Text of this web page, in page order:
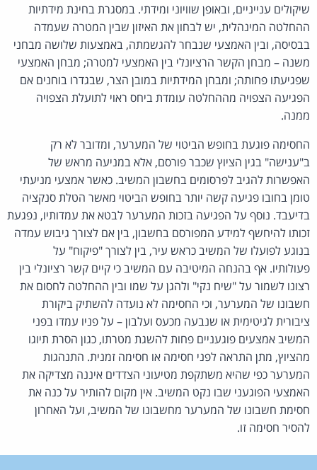
שיקולים ענייניים, ובאופן שוויוני ומידתי. במסגרת בחינת מידתיות
ההחלטה המינהלית, יש לבחון את האיזון שבין המטרה שעמדה
בבסיסה, ובין האמצעי שנבחר להגשמתה, באמצעות שלושה מבחני
משנה – מבחן הקשר הרציונלי בין האמצעי למטרה; מבחן האמצעי
שפגיעתו פחותה; ומבחן המידתיות במובן הצר, שבגדרו בוחנים אם
הפגיעה הצפויה מההחלטה עומדת ביחס ראוי לתועלת הצפויה
ממנה.
החסימה פוגעת בחופש הביטוי של המערער, ומדובר לא רק
ב"ענישה" בגין הציוץ שכבר פורסם, אלא במניעה מראש של
האפשרות להגיב לפרסומים בחשבון המשיב. כאשר אמצעי מניעתי
טומן בחובו פגיעה קשה יותר בחופש הביטוי מאשר הטלת סנקציה
בדיעבד. נוסף על הפגיעה בזכות המערער לבטא את עמדותיו, נפגעת
זכותו להיחשף למידע המפורסם בחשבון, בין אם לצורך גיבוש עמדה
בנוגע לפועלו של המשיב כראש עיר, בין לצורך "פיקוח" על
פעולותיו. אף בהנחה המיטיבה עם המשיב כי קיים קשר רציונלי בין
רצונו לשמור על "שיח נקי" ולהגן על שמו ובין ההחלטה לחסום את
חשבונו של המערער, וכי החסימה לא נועדה להשתיק ביקורת
ציבורית לגיטימית או שנבעה מכעס ועלבון – על פניו עמדו בפני
המשיב אמצעים פוגעניים פחות להשגת מטרתו, כגון הסרת תיוגו
מהציוץ, מתן התראה לפני חסימה או חסימה זמנית. התנהגות
המערער כפי שהיא משתקפת מטיעוני הצדדים איננה מצדיקה את
האמצעי הפוגעני שבו נקט המשיב. אין מקום להותיר על כנה את
חסימת חשבונו של המערער מחשבונו של המשיב, ועל האחרון
להסיר חסימה זו.